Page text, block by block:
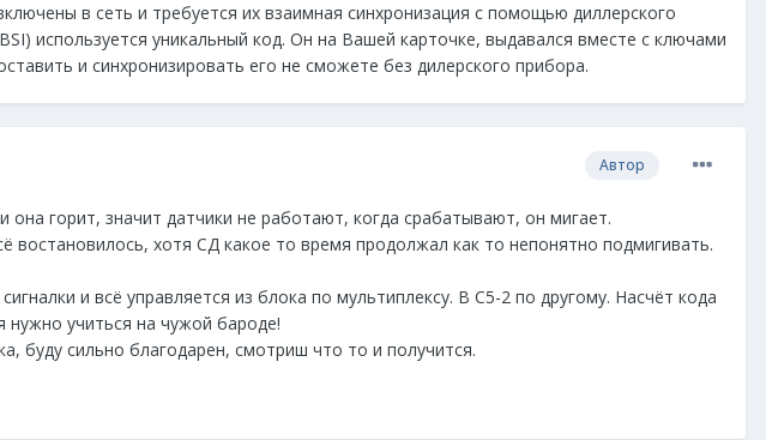
в сеть и требуется их взаимная синхронизация с помощью диллерского
используется уникальный код. Он на Вашей карточке, выдавался вместе с ключами
и синхронизировать его не сможете без дилерского прибора.
Автор
горит, значит датчики не работают, когда срабатывают, он мигает.
хотя СД какое то время продолжал как то непонятно подмигивать.
и всё управляется из блока по мультиплексу. В С5-2 по другому. Насчёт кода
нужно учиться на чужой бароде!
буду сильно благодарен, смотриш что то и получится.